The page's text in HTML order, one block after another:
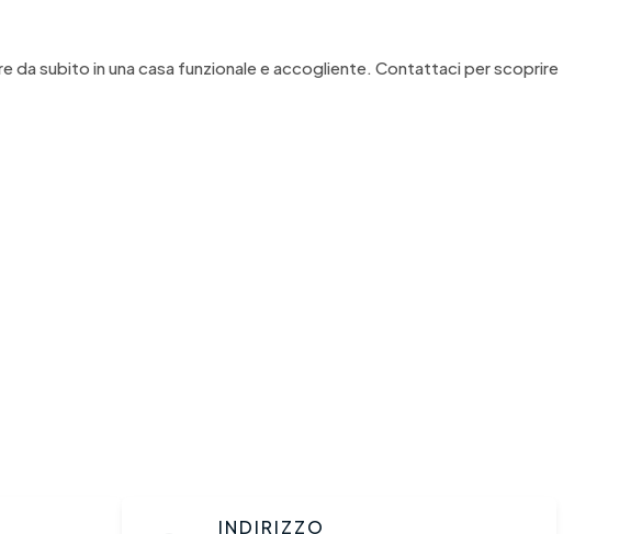
da subito in una casa funzionale e accogliente. Contattaci per scoprire
INDIRIZZO